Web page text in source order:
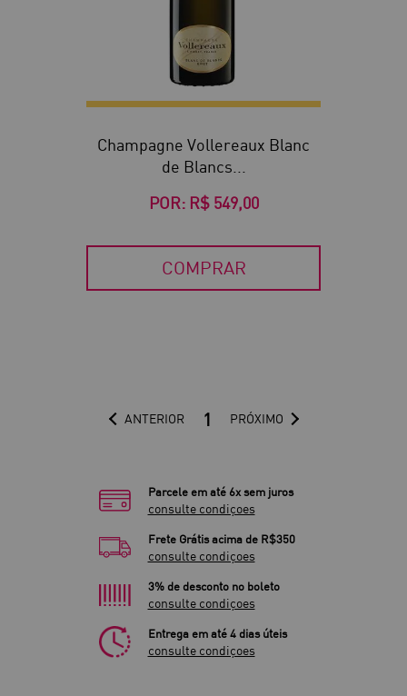
Champagne Vollereaux Blanc
de Blancs...
POR: R$ 549,00
COMPRAR
ANTERIOR 1 PRÓXIMO
Parcele em até 6x sem juros
consulte condiçoes
Frete Grátis acima de R$350
consulte condiçoes
3% de desconto no boleto
consulte condiçoes
Entrega em até 4 dias úteis
consulte condiçoes